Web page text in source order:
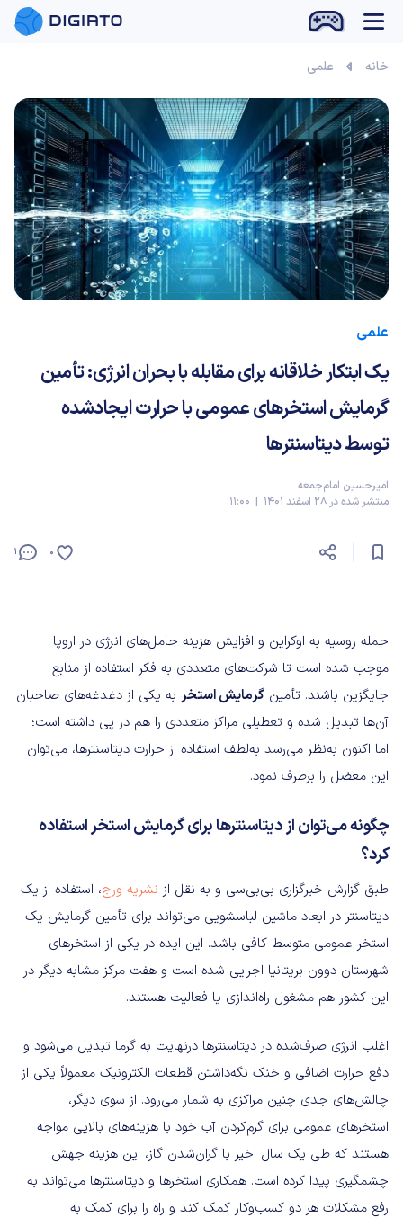
بازی آنلاین
خانه علمی
علمی
یک ابتکار خلاقانه برای مقابله با بحران انرژی: تأمین
گرمایش استخرهای عمومی با حرارت ایجاد‌شده
توسط دیتاسنترها
امیرحسین امام‌جمعه
منتشر شده در 28 اسفند 1401 | 11:00
1 0
حمله روسیه به اوکراین و افزایش هزینه حامل‌های انرژی در اروپا
موجب شده است تا شرکت‌های متعددی به فکر استفاده از منابع
جایگزین باشند. تأمین گرمایش استخر به یکی از دغدغه‌های صاحبان
آن‌ها تبدیل شده و تعطیلی مراکز متعددی را هم در پی داشته است؛
اما اکنون به‌نظر می‌رسد به‌لطف استفاده از حرارت دیتاسنترها، می‌توان
این معضل را برطرف نمود.
چگونه می‌توان از دیتاسنترها برای گرمایش استخر استفاده
کرد؟
طبق گزارش خبرگزاری بی‌بی‌سی و به نقل از نشریه ورج، استفاده از یک
دیتاسنتر در ابعاد ماشین لباسشویی می‌تواند برای تأمین گرمایش یک
استخر عمومی متوسط کافی باشد. این ایده در یکی از استخرهای
شهرستان دوون بریتانیا اجرایی شده است و هفت مرکز مشابه دیگر در
این کشور هم مشغول راه‌اندازی یا فعالیت هستند.
اغلب انرژی صرف‌شده در دیتاسنترها درنهایت به گرما تبدیل می‌شود و
دفع حرارت اضافی و خنک نگه‌داشتن قطعات الکترونیک معمولاً یکی از
چالش‌های جدی چنین مراکزی به شمار می‌رود. از سوی دیگر،
استخرهای عمومی برای گرم‌کردن آب خود با هزینه‌های بالایی مواجه
هستند که طی یک سال اخیر با گران‌شدن گاز، این هزینه جهش
چشمگیری پیدا کرده است. همکاری استخرها و دیتاسنترها می‌تواند به
رفع مشکلات هر دو کسب‌وکار کمک کند و راه را برای کمک به